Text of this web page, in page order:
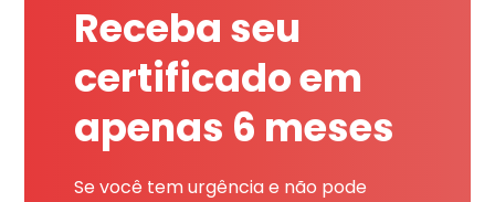
Receba seu
certificado em
apenas 6 meses
Se você tem urgência e não pode